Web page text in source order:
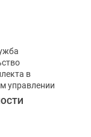
в
управлении